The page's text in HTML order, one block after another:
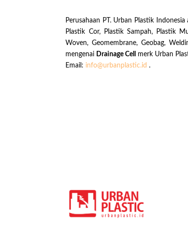
Perusahaan PT. Urban Plastik
Plastik Cor, Plastik Sampah, Plastik
Woven, Geomembrane, Geobag,
mengenai Drainage Cell merk Urban
Email: info@urbanplastic.id .